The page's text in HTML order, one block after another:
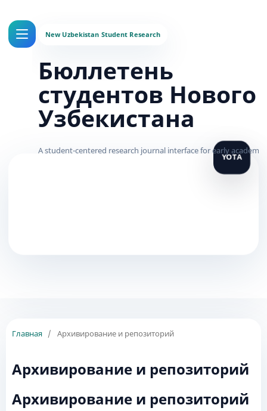
Бюллетень
студентов Нового
Узбекистана
Главная / Архивирование и репозиторий
Архивирование и репозиторий
Архивирование и репозиторий